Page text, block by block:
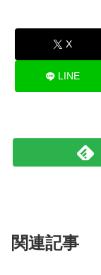
X
LINE
関連記事